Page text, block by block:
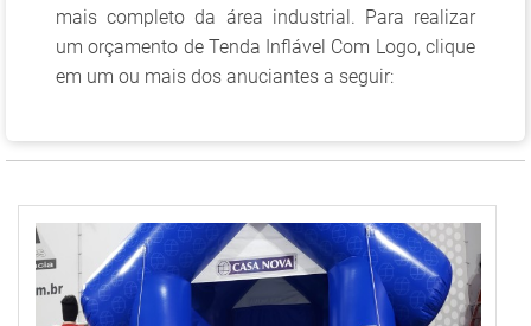
mais completo da área industrial. Para realizar
um orçamento de Tenda Inflável Com Logo, clique
em um ou mais dos anuciantes a seguir: